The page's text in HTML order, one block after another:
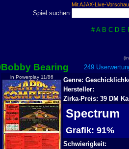
Mit AJAX-Live-
Spiel suchen:
# A B C D E
Bobby Bearing 249
in Powerplay 11/86
Genre:
Hersteller:
Zirka-Preis: 39 DM
Spectrum
Grafik: 91%
Schwierigkeit: